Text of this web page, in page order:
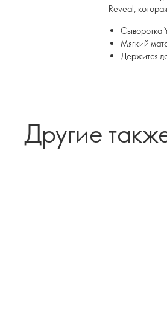
Reveal,
Сыворотка
Мягкий
Держится
Другие